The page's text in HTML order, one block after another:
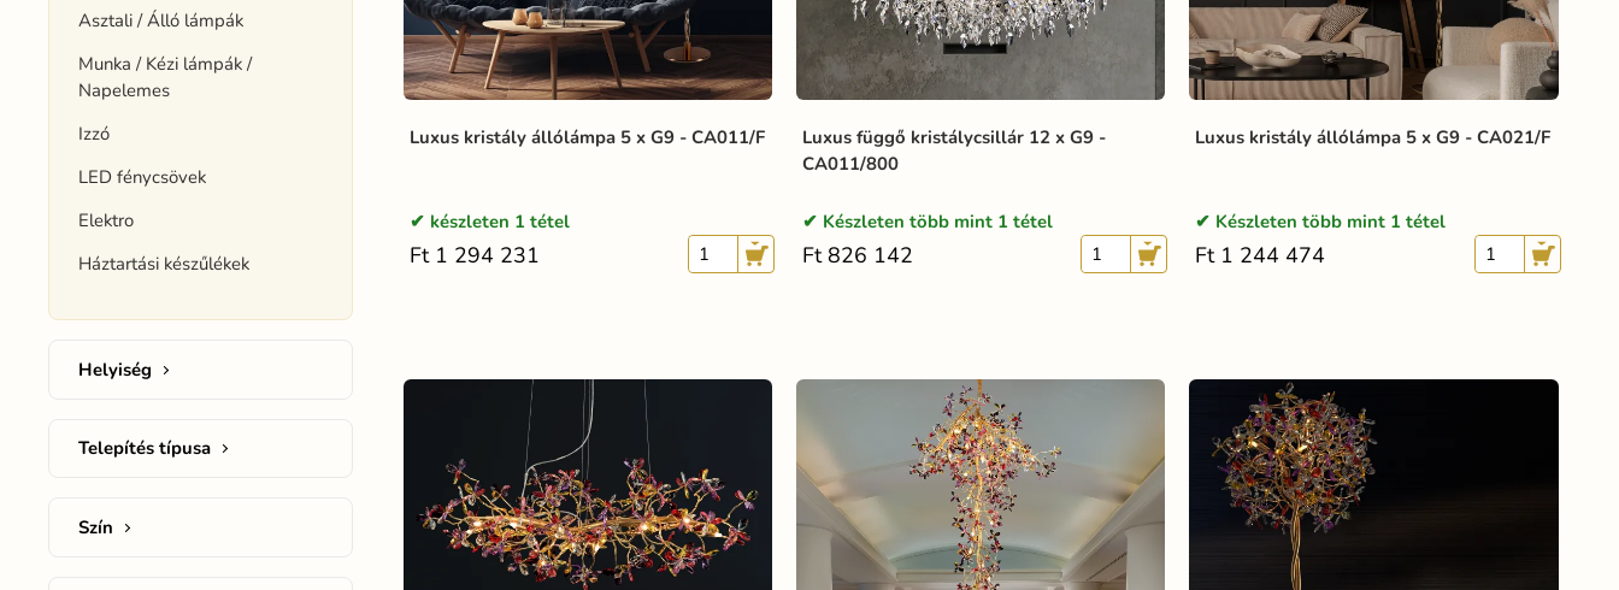
Asztali / Álló lámpák
Munka / Kézi lámpák /
Napelemes
Izzó
LED fénycsövek
Elektro
Háztartási készűlékek
Helyiség
Telepítés típusa
Szín
Luxus kristály állólámpa 5 x G9 - CA011/F
készleten 1 tétel
Ft 1 294 231
Luxus függő kristálycsillár 12 x G9 -
CA011/800
Készleten több mint 1 tétel
Ft 826 142
Luxus kristály állólámpa 5 x G9 - CA021/F
Készleten több mint 1 tétel
Ft 1 244 474